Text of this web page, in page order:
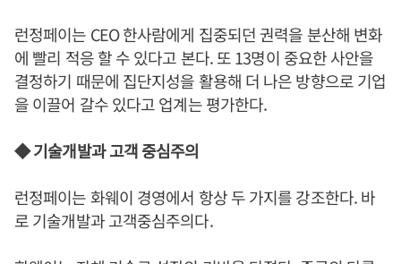
런정페이는 CEO 한사람에게 집중되던 권력을 분산해 변화
에 빨리 적응 할 수 있다고 본다. 또 13명이 중요한 사안을
결정하기 때문에 집단지성을 활용해 더 나은 방향으로 기업
을 이끌어 갈수 있다고 업계는 평가한다.
◆ 기술개발과 고객 중심주의
런정페이는 화웨이 경영에서 항상 두 가지를 강조한다. 바
로 기술개발과 고객중심주의다.